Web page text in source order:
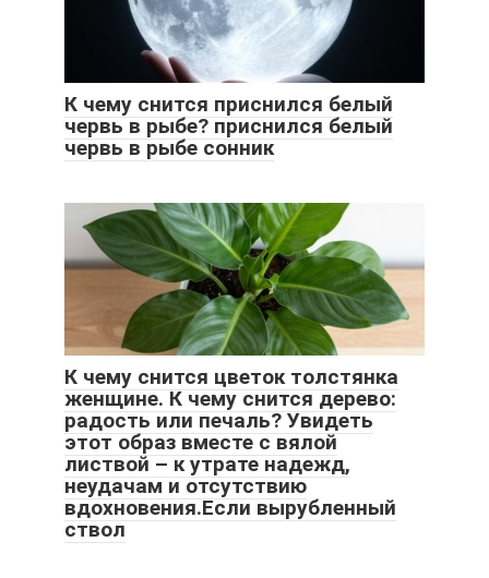
К чему снится приснился белый
червь в рыбе? приснился белый
червь в рыбе сонник
К чему снится цветок толстянка
женщине. К чему снится дерево:
радость или печаль? Увидеть
этот образ вместе с вялой
листвой – к утрате надежд,
неудачам и отсутствию
вдохновения.Если вырубленный
ствол